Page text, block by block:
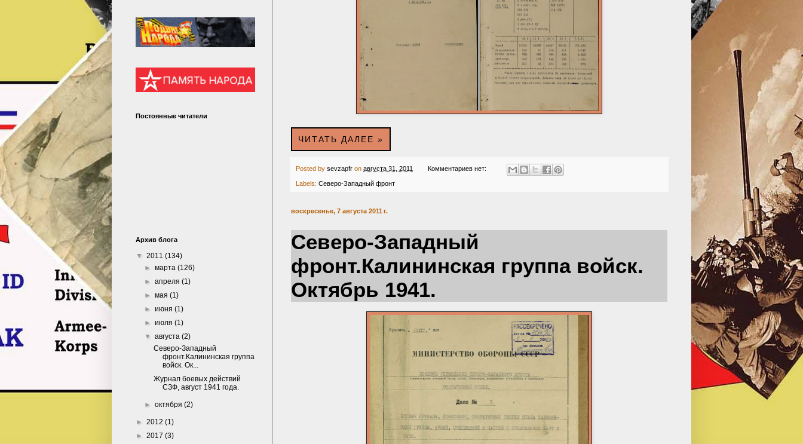
ЧИТАТЬ ДАЛЕЕ »
Posted by sevzapfr on августа 31, 2011 Комментариев нет:
Labels: Северо-Западный фронт
воскресенье, 7 августа 2011 г.
Северо-Западный
фронт.Калининская группа войск.
Октябрь 1941.
Постоянные читатели
Архив блога
▼ 2011 (134)
►марта(126)
►апреля(1)
►мая(1)
►июня(1)
►июля(1)
▼августа(2)
Северо-Западный
фронт.Калининская группа
войск. Ок...
Журнал боевых действий
СЗФ, август 1941 года.
►октября(2)
► 2012 (1)
► 2017 (3)